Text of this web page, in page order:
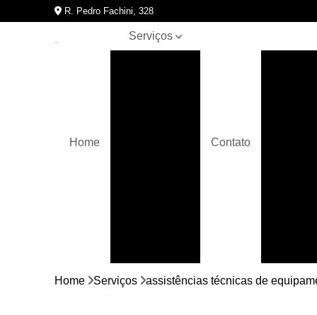
R. Pedro Fachini, 328
Home
Serviços
academia
Esteiras
Contato
Home Serviços assistências técnicas de